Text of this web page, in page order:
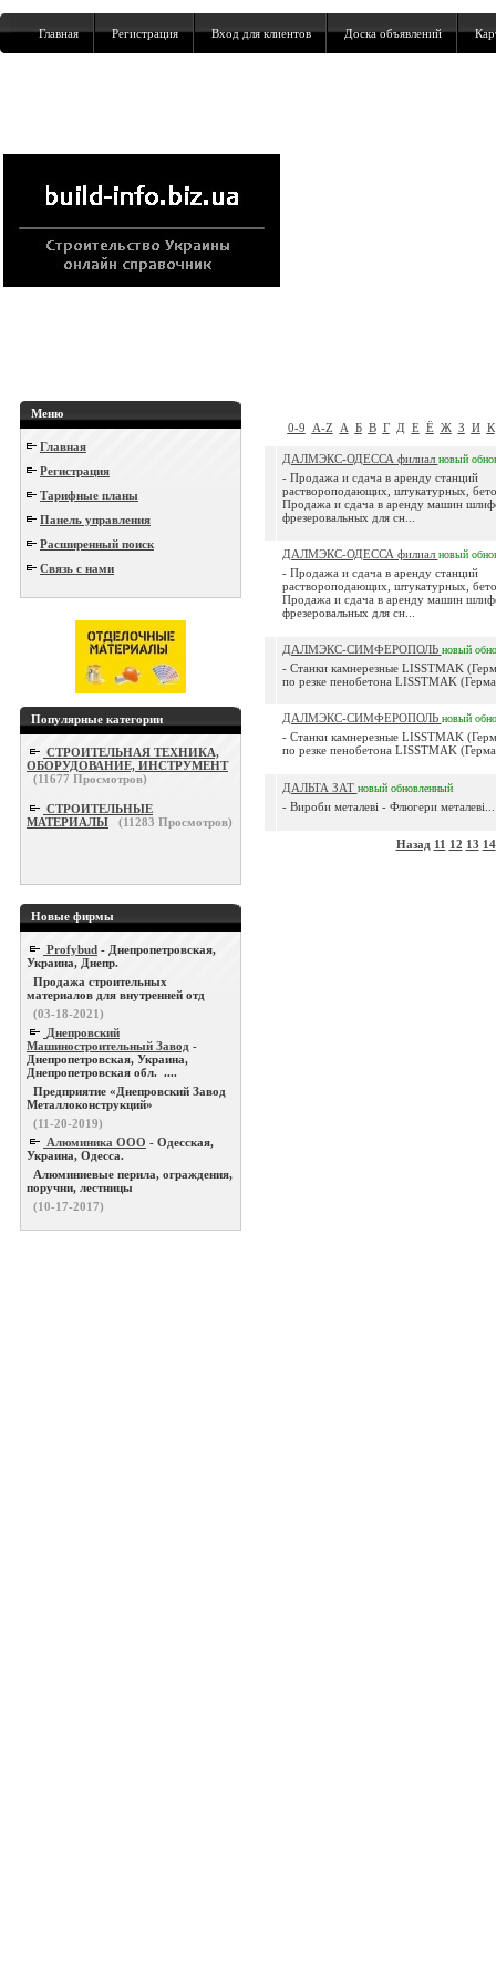
Главная Регистрация Вход для клиентов Доска объявлений
Меню
Главная
Регистрация
Тарифные планы
Панель управления
Расширенный поиск
Связь с нами
Популярные категории
СТРОИТЕЛЬНАЯ ТЕХНИКА,
ОБОРУДОВАНИЕ, ИНСТРУМЕНТ
(11677 Просмотров)
СТРОИТЕЛЬНЫЕ
МАТЕРИАЛЫ
(11283 Просмотров)
Новые фирмы
Profybud - Днепропетровская,
Украина, Днепр.
Продажа строительных
материалов для внутренней отд
(03-18-2021)
Днепровский
Машиностроительный Завод -
Днепропетровская, Украина,
Днепропетровская обл. ....
Предприятие «Днепровский Завод
Металлоконструкций»
(11-20-2019)
Алюминика ООО - Одесская,
Украина, Одесса.
Алюминиевые перила, ограждения,
поручни, лестницы
(10-17-2017)
0-9 A-Z А Б В Г Д Е Ё Ж З И К
ДАЛМЭКС-ОДЕССА филиал новый
- Продажа и сдача в аренду станций
раствороподающих, штукатурных,
Продажа и сдача в аренду машин
фрезеровальных для сн...
ДАЛМЭКС-ОДЕССА филиал новый
- Продажа и сдача в аренду станций
раствороподающих, штукатурных,
Продажа и сдача в аренду машин
фрезеровальных для сн...
ДАЛМЭКС-СИМФЕРОПОЛЬ новый
- Станки камнерезные LISSТMAK
по резке пенобетона LISSТMAK
ДАЛМЭКС-СИМФЕРОПОЛЬ новый
- Станки камнерезные LISSТMAK
по резке пенобетона LISSТMAK
ДАЛЬТА ЗАТ новый обновленный
- Вироби металеві - Флюгери металеві...
Назад 11 12 13 14